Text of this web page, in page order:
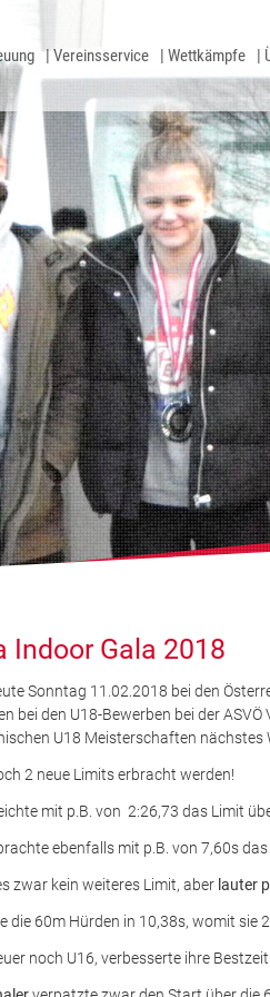
Vereinsservice Wettkämpfe
Indoor Gala 2018
Sonntag 11.02.2018 bei den
bei den U18-Bewerben bei der
U18 Meisterschaften nächstes
2 neue Limits erbracht werden!
mit p.B. von 2:26,73 das Limit
ebenfalls mit p.B. von 7,60s
zwar kein weiteres Limit, aber lauter
die 60m Hürden in 10,38s, womit sie
noch U16, verbesserte ihre